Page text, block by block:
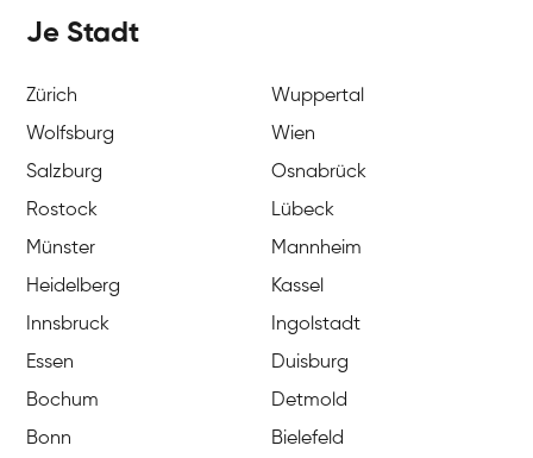
Je Stadt
Zürich
Wuppertal
Wolfsburg
Wien
Salzburg
Osnabrück
Rostock
Lübeck
Münster
Mannheim
Heidelberg
Kassel
Innsbruck
Ingolstadt
Essen
Duisburg
Bochum
Detmold
Bonn
Bielefeld